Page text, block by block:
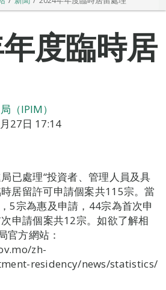
度臨時居
（IPIM）
27日 17:14
已處理“投資者、管理人員及具
居留許可申請個案共115宗。當
5宗為惠及申請，44宗為首次申
申請個案共12宗。如欲了解相
官方網站：
zh-
residency/news/statistics/